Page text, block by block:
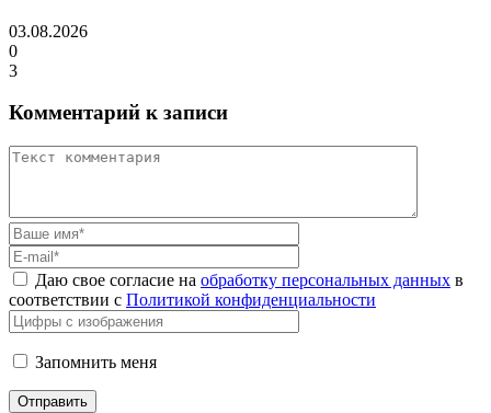
03.08.2026
0
3
Комментарий к записи
Даю свое согласие на обработку персональных данных в
соответствии с Политикой конфиденциальности
Запомнить меня